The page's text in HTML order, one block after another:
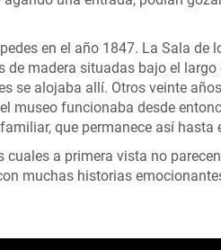
en el año 1847. La Sala de
de madera situadas bajo el
se alojaba allí. Otros veinte
museo funcionaba desde
que permanece así hasta
a primera vista no
muchas historias